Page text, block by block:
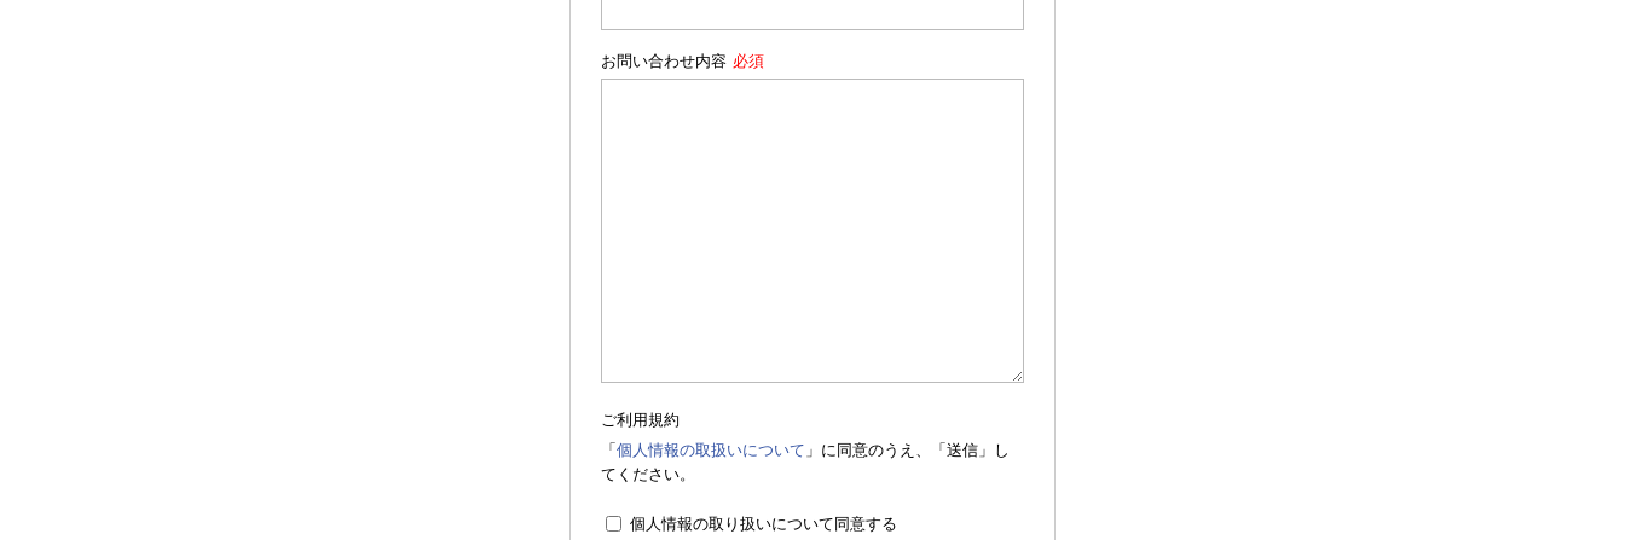
お問い合わせ内容
ご利用規約
「個人情報の取扱いについて 」に同意のうえ、「送信」し
てください。
個人情報の取り扱いについて同意する